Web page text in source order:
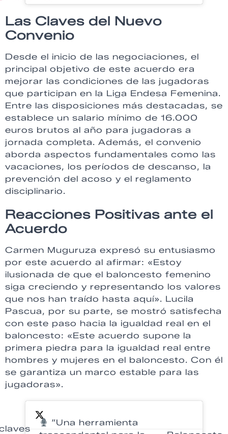
Las Claves del Nuevo
Convenio
Desde el inicio de las negociaciones, el
principal objetivo de este acuerdo era
mejorar las condiciones de las jugadoras
que participan en la Liga Endesa Femenina.
Entre las disposiciones más destacadas, se
establece un salario mínimo de 16.000
euros brutos al año para jugadoras a
jornada completa. Además, el convenio
aborda aspectos fundamentales como las
vacaciones, los períodos de descanso, la
prevención del acoso y el reglamento
disciplinario.
Reacciones Positivas ante el
Acuerdo
Carmen Muguruza expresó su entusiasmo
por este acuerdo al afirmar: «Estoy
ilusionada de que el baloncesto femenino
siga creciendo y representando los valores
que nos han traído hasta aquí». Lucila
Pascua, por su parte, se mostró satisfecha
con este paso hacia la igualdad real en el
baloncesto: «Este acuerdo supone la
primera piedra para la igualdad real entre
hombres y mujeres en el baloncesto. Con él
se garantiza un marco estable para las
jugadoras».
“Una herramienta